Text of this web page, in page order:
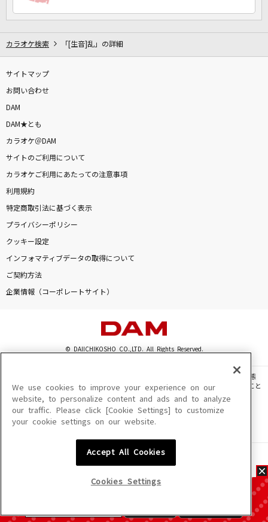
カラオケ検索 「[生音]乱」の詳細
サイトマップ
お問い合わせ
DAM
DAM★とも
カラオケ＠DAM
サイトのご利用について
カラオケご利用にあたっての注意事項
利用規約
特定商取引法に基づく表示
プライバシーポリシー
クッキー設定
インフォマティブデータの取得について
ご契約方法
企業情報（コーポレートサイト）
© DAIICHIKOSHO CO.,LTD. All Rights Reserved.
このサイトに掲載されている一切の文章・画像・写真・動画・音声等を、手段や形態
を問わず、著作権法の定める範囲を超えて無断で複製、転載、ファイル化などすること
を禁じます。
楽曲及びコンテンツは、機種によりご利用いただけない場合があります。
楽曲及びコンテンツの配信日、配信内容が変更になる場合があります。
We use cookies to improve your experience on our
website, to personalize content and ads and to analyze
our traffic. Please click [Cookie Settings] to customize
your cookie settings on our website.
Accept All Cookies
Cookies Settings